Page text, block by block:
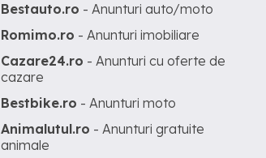
Bestauto.ro - Anunturi auto/moto
Romimo.ro - Anunturi imobiliare
Cazare24.ro - Anunturi cu oferte de
cazare
Bestbike.ro - Anunturi moto
Animalutul.ro - Anunturi gratuite
animale